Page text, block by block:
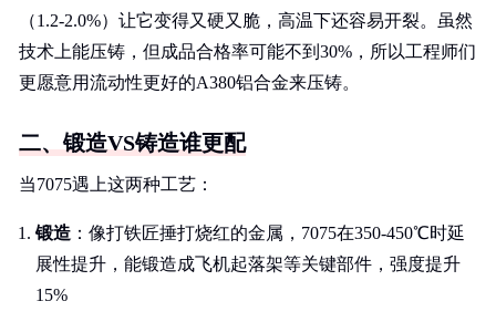
（1.2-2.0%）让它变得又硬又脆，高温下还容易开裂。虽然
技术上能压铸，但成品合格率可能不到30%，所以工程师们
更愿意用流动性更好的A380铝合金来压铸。
二、锻造VS铸造谁更配
当7075遇上这两种工艺：
锻造 ：像打铁匠捶打烧红的金属，7075在350-450℃时延
展性提升，能锻造成飞机起落架等关键部件，强度提升
15%